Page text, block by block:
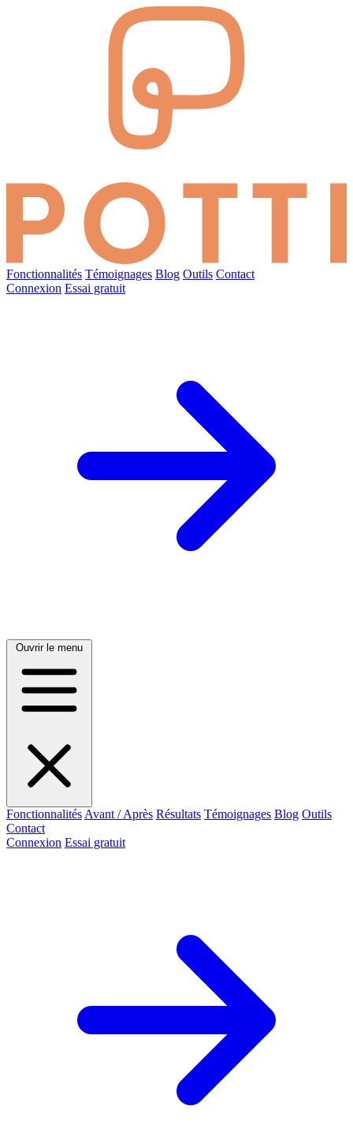
Fonctionnalités Témoignages Blog Outils Contact
Connexion Essai gratuit
Ouvrir le menu
Fonctionnalités Avant / Après Résultats Témoignages Blog Outils
Contact
Connexion Essai gratuit